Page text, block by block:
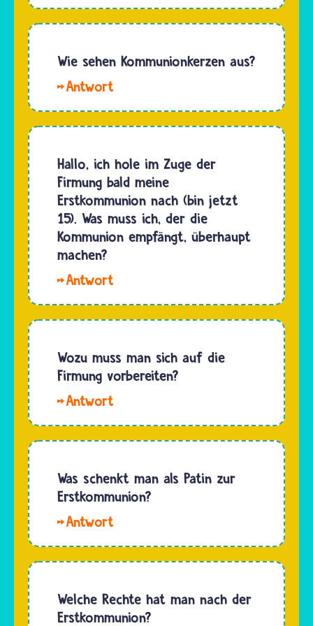
Taufe.
Früher
nur
Erwachsene
Bei der…
ohne
darfst du
Kirche
heiraten.
Aber die
Kirche
sieht das
nicht
gerne,
denn…
Wie sehen Kommunionkerzen aus?
Kommunionkerzen
immer
etwas
dicker
und oft
auch
höher als
Haushaltskerzen.
Die…
Hallo, ich hole im Zuge der
Firmung bald meine
Erstkommunion nach (bin jetzt
15). Was muss ich, der die
Kommunion empfängt, überhaupt
machen?
Empfang
Erstkommunion
gehst du
vorne
und legst
deine
nach
oben
geöffneten
Wozu muss man sich auf die
Firmung vorbereiten?
Wer zur
gehen
möchte,
sich ganz
bewusst
und
dafür
entscheiden.
Was schenkt man als Patin zur
Erstkommunion?
Viele
oder
Paten
Welche Rechte hat man nach der
Erstkommunion?